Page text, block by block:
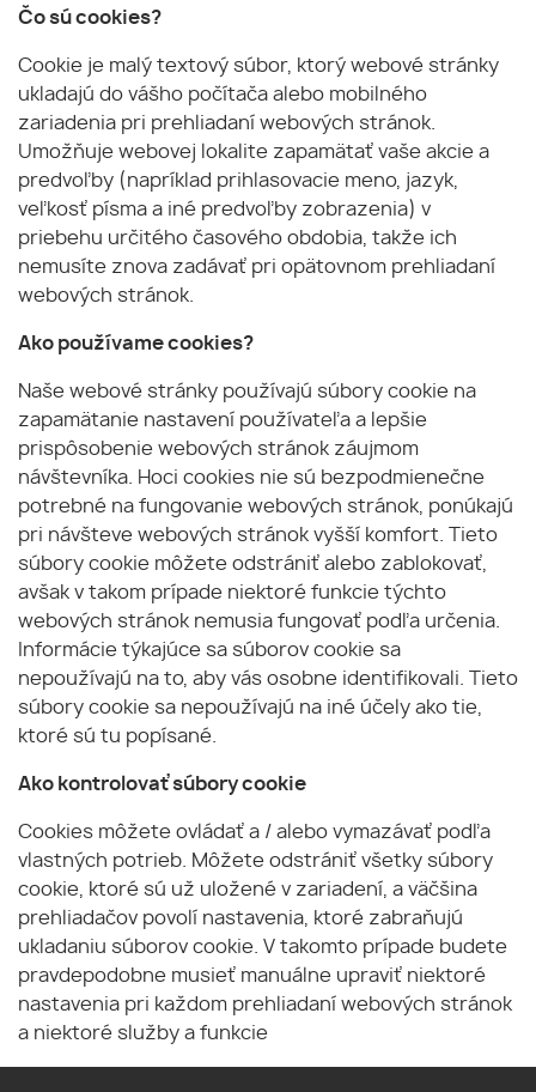
Čo sú cookies?
Cookie je malý textový súbor, ktorý webové stránky
ukladajú do vášho počítača alebo mobilného
zariadenia pri prehliadaní webových stránok.
Umožňuje webovej lokalite zapamätať vaše akcie a
predvoľby (napríklad prihlasovacie meno, jazyk,
veľkosť písma a iné predvoľby zobrazenia) v
priebehu určitého časového obdobia, takže ich
nemusíte znova zadávať pri opätovnom prehliadaní
webových stránok.
Ako používame cookies?
Naše webové stránky používajú súbory cookie na
zapamätanie nastavení používateľa a lepšie
prispôsobenie webových stránok záujmom
návštevníka. Hoci cookies nie sú bezpodmienečne
potrebné na fungovanie webových stránok, ponúkajú
pri návšteve webových stránok vyšší komfort. Tieto
súbory cookie môžete odstrániť alebo zablokovať,
avšak v takom prípade niektoré funkcie týchto
webových stránok nemusia fungovať podľa určenia.
Informácie týkajúce sa súborov cookie sa
nepoužívajú na to, aby vás osobne identifikovali. Tieto
súbory cookie sa nepoužívajú na iné účely ako tie,
ktoré sú tu popísané.
Ako kontrolovať súbory cookie
Cookies môžete ovládať a / alebo vymazávať podľa
vlastných potrieb. Môžete odstrániť všetky súbory
cookie, ktoré sú už uložené v zariadení, a väčšina
prehliadačov povolí nastavenia, ktoré zabraňujú
ukladaniu súborov cookie. V takomto prípade budete
pravdepodobne musieť manuálne upraviť niektoré
nastavenia pri každom prehliadaní webových stránok
a niektoré služby a funkcie